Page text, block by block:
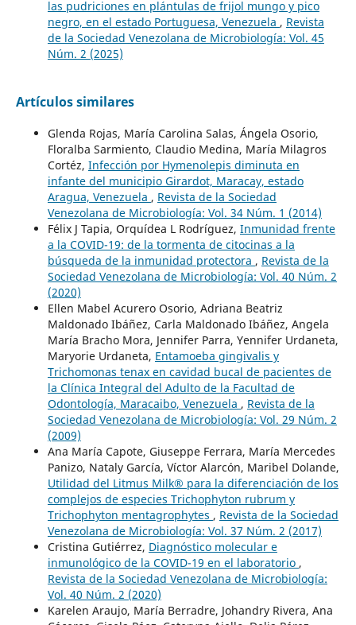
las pudriciones en plántulas de frijol mungo y pico
negro, en el estado Portuguesa, Venezuela , Revista
de la Sociedad Venezolana de Microbiología: Vol. 45
Núm. 2 (2025)
Artículos similares
Glenda Rojas, María Carolina Salas, Ángela Osorio,
Floralba Sarmiento, Claudio Medina, María Milagros
Cortéz, Infección por Hymenolepis diminuta en
infante del municipio Girardot, Maracay, estado
Aragua, Venezuela , Revista de la Sociedad
Venezolana de Microbiología: Vol. 34 Núm. 1 (2014)
Félix J Tapia, Orquídea L Rodríguez, Inmunidad frente
a la COVID-19: de la tormenta de citocinas a la
búsqueda de la inmunidad protectora , Revista de la
Sociedad Venezolana de Microbiología: Vol. 40 Núm. 2
(2020)
Ellen Mabel Acurero Osorio, Adriana Beatriz
Maldonado Ibáñez, Carla Maldonado Ibáñez, Angela
María Bracho Mora, Jennifer Parra, Yennifer Urdaneta,
Maryorie Urdaneta, Entamoeba gingivalis y
Trichomonas tenax en cavidad bucal de pacientes de
la Clínica Integral del Adulto de la Facultad de
Odontología, Maracaibo, Venezuela , Revista de la
Sociedad Venezolana de Microbiología: Vol. 29 Núm. 2
(2009)
Ana María Capote, Giuseppe Ferrara, María Mercedes
Panizo, Nataly García, Víctor Alarcón, Maribel Dolande,
Utilidad del Litmus Milk® para la diferenciación de los
complejos de especies Trichophyton rubrum y
Trichophyton mentagrophytes , Revista de la Sociedad
Venezolana de Microbiología: Vol. 37 Núm. 2 (2017)
Cristina Gutiérrez, Diagnóstico molecular e
inmunológico de la COVID-19 en el laboratorio ,
Revista de la Sociedad Venezolana de Microbiología:
Vol. 40 Núm. 2 (2020)
Karelen Araujo, María Berradre, Johandry Rivera, Ana